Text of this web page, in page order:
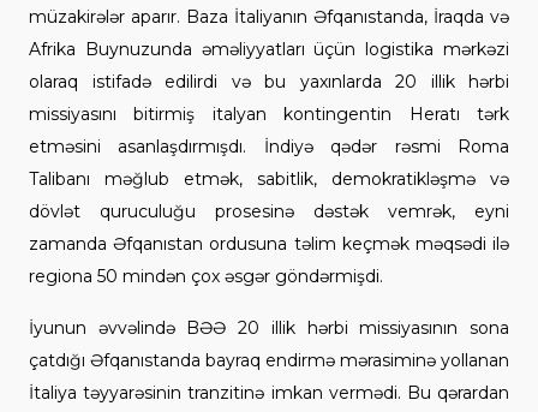
müzakirələr aparır. Baza İtaliyanın Əfqanıstanda, İraqda və
Afrika Buynuzunda əməliyyatları üçün logistika mərkəzi
olaraq istifadə edilirdi və bu yaxınlarda 20 illik hərbi
missiyasını bitirmiş italyan kontingentin Heratı tərk
etməsini asanlaşdırmışdı. İndiyə qədər rəsmi Roma
Talibanı məğlub etmək, sabitlik, demokratikləşmə və
dövlət quruculuğu prosesinə dəstək vemrək, eyni
zamanda Əfqanıstan ordusuna təlim keçmək məqsədi ilə
regiona 50 mindən çox əsgər göndərmişdi.
İyunun əvvəlində BƏƏ 20 illik hərbi missiyasının sona
çatdığı Əfqanıstanda bayraq endirmə mərasiminə yollanan
İtaliya təyyarəsinin tranzitinə imkan vermədi. Bu qərardan